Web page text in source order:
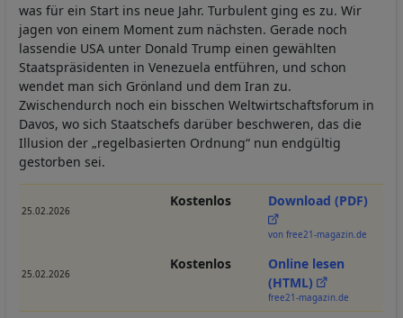
was für ein Start ins neue Jahr. Turbulent ging es zu. Wir
jagen von einem Moment zum nächsten. Gerade noch
lassendie USA unter Donald Trump einen gewählten
Staatspräsidenten in Venezuela entführen, und schon
wendet man sich Grönland und dem Iran zu.
Zwischendurch noch ein bisschen Weltwirtschaftsforum in
Davos, wo sich Staatschefs darüber beschweren, das die
Illusion der „regelbasierten Ordnung“ nun endgültig
gestorben sei.
25.02.2026
Kostenlos Download (PDF)
von free21-magazin.de
25.02.2026
Kostenlos
Online lesen
(HTML)
free21-magazin.de